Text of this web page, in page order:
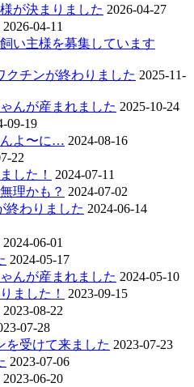
が決まりました 2026-04-27
2026-04-11
い主様を募集しています
クチンが終わりました 2025-11-
んが産まれました 2025-10-24
09-19
んよ〜に… 2024-08-16
22
した！
2024-07-11
理かも？ 2024-07-02
終わりました 2024-06-14
2024-06-01
2024-05-17
んが産まれました 2024-05-10
ました！
2023-09-15
2023-08-22
07-28
を受けて来ました 2023-07-23
2023-07-06
2023-06-20